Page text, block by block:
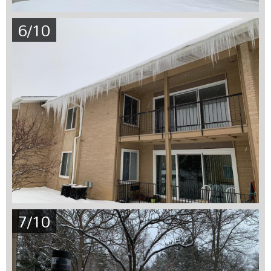
6/10
7/10